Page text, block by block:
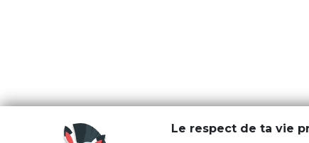
Le respect de ta vie